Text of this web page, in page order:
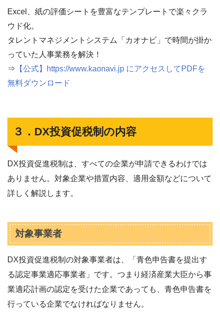
Excel、紙の評価シートを豊富なテンプレートで楽々クラ
ウド化。
タレントマネジメントシステム「カオナビ」で時間が掛か
っていた人事業務を解決！
⇒ 【公式】https://www.kaonavi.jp にアクセスしてPDFを
無料ダウンロード
３．DX投資促税制の内容
DX投資促進税制は、すべての企業が申請できるわけでは
ありません。対象企業や措置内容、適用金額などについて
詳しく解説します。
対象事業者
DX投資促進税制の対象事業者は、「青色申告書を提出す
る認定事業適応事業者」です。つまり経済産業大臣から事
業適応計画の認定を受けた企業であっても、青色申告書を
行っている企業でなければなりません。